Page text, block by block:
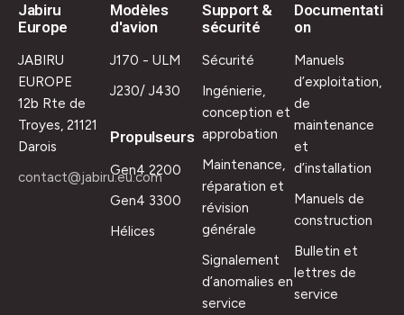
Jabiru
Europe
JABIRU
EUROPE
12b Rte de
Troyes, 21121
Darois
contact@jabiru.eu.com
Modèles
d'avion
J170 - ULM
J230/ J430
Propulseurs
Gen4 2200
Gen4 3300
Hélices
Support &
sécurité
Sécurité
Ingénierie,
conception et
approbation
Maintenance,
réparation et
révision
générale
Signalement
d’anomalies en
service
Documentati
on
Manuels
d’exploitation,
de
maintenance
et
d’installation
Manuels de
construction
Bulletin et
lettres de
service